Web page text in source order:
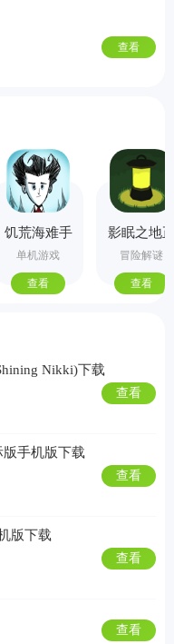
查看
饥荒海难手
机版
单机游戏
查看
影眠之地
式版
冒险解谜
查看
Nikki)下载
查看
手机版下载
查看
版下载
查看
查看